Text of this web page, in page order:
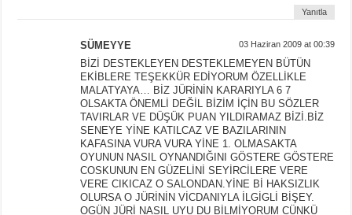
Yanıtla
SÜMEYYE 03 Haziran 2009 at 00:39
BİZİ DESTEKLEYEN DESTEKLEMEYEN BÜTÜN
EKİBLERE TEŞEKKÜR EDİYORUM ÖZELLİKLE
MALATYAYA… BİZ JÜRİNİN KARARIYLA 6 7
OLSAKTA ÖNEMLİ DEĞİL BİZİM İÇİN BU SÖZLER
TAVIRLAR VE DÜŞÜK PUAN YILDIRAMAZ BİZİ.BİZ
SENEYE YİNE KATILCAZ VE BAZILARININ
KAFASINA VURA VURA YİNE 1. OLMASAKTA
OYUNUN NASIL OYNANDIĞINI GÖSTERE GÖSTERE
COSKUNUN EN GÜZELİNİ SEYİRCİLERE VERE
VERE CIKICAZ O SALONDAN.YİNE Bİ HAKSIZLIK
OLURSA O JÜRİNİN VİCDANIYLA İLGİGLİ BİŞEY.
OGÜN JÜRİ NASIL UYU DU BİLMİYORUM CÜNKÜ